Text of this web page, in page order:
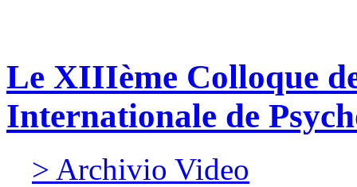
Le XIIIème Colloque
Internationale de
> Archivio Video